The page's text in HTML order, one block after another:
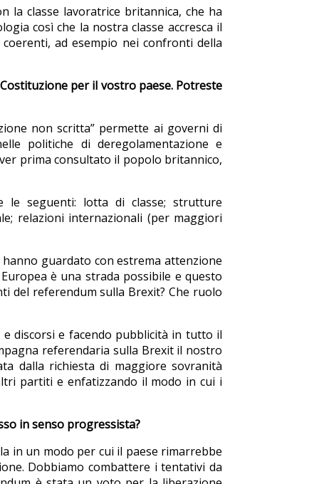
la classe lavoratrice britannica, che ha
così che la nostra classe accresca il
ad esempio nei confronti della
per il vostro paese. Potreste
non scritta” permette ai governi di
politiche di deregolamentazione e
prima consultato il popolo britannico,
le seguenti: lotta di classe; strutture
relazioni internazionali (per maggiori
guardato con estrema attenzione
è una strada possibile e questo
del referendum sulla Brexit? Che ruolo
discorsi e facendo pubblicità in tutto il
referendaria sulla Brexit il nostro
dalla richiesta di maggiore sovranità
partiti e enfatizzando il modo in cui i
in senso progressista?
in un modo per cui il paese rimarrebbe
Dobbiamo combattere i tentativi da